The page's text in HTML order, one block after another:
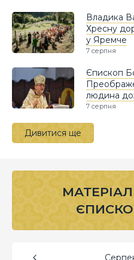
Владика
Хресну
у Яремче
7 серпня
Єпископ
людина
7 серпня
Дивитися ще